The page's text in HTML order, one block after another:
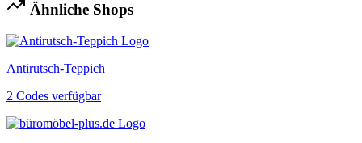
Ähnliche Shops
Antirutsch-Teppich
2 Codes verfügbar